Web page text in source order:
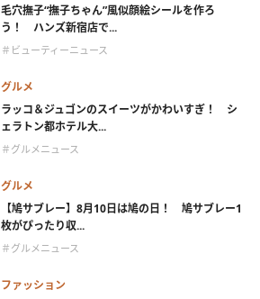
毛穴撫子“撫子ちゃん”風似顔絵シールを作ろ
う！ ハンズ新宿店で...
＃ビューティーニュース
グルメ
ラッコ＆ジュゴンのスイーツがかわいすぎ！ シ
ェラトン都ホテル大...
＃グルメニュース
グルメ
【鳩サブレー】8月10日は鳩の日！ 鳩サブレー1
枚がぴったり収...
＃グルメニュース
ファッション